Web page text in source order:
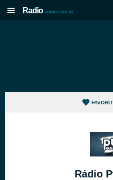
Radio online.com.pt
Rádio